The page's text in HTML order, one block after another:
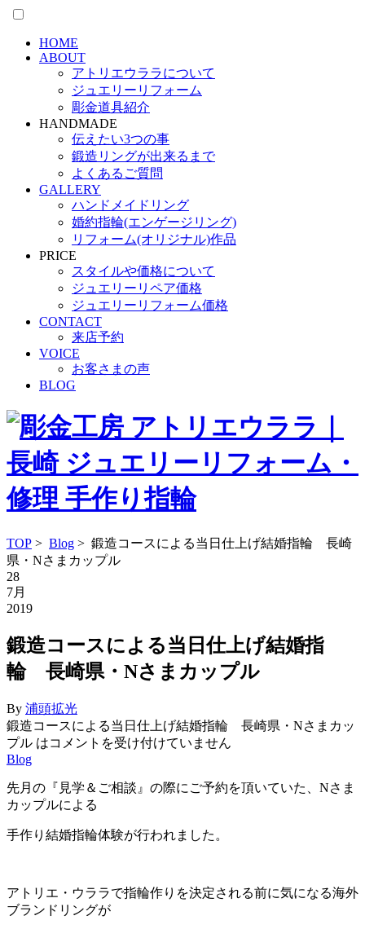
HOME
ABOUT
アトリエウララについて
ジュエリーリフォーム
彫金道具紹介
HANDMADE
伝えたい3つの事
鍛造リングが出来るまで
よくあるご質問
GALLERY
ハンドメイドリング
婚約指輪(エンゲージリング)
リフォーム(オリジナル)作品
PRICE
スタイルや価格について
ジュエリーリペア価格
ジュエリーリフォーム価格
CONTACT
来店予約
VOICE
お客さまの声
BLOG
TOP > Blog > 鍛造コースによる当日仕上げ結婚指輪 長崎
県・Nさまカップル
28
7月
2019
鍛造コースによる当日仕上げ結婚指
輪 長崎県・Nさまカップル
By 浦頭拡光
鍛造コースによる当日仕上げ結婚指輪 長崎県・Nさまカッ
プル はコメントを受け付けていません
Blog
先月の『見学＆ご相談』の際にご予約を頂いていた、Nさま
カップルによる
手作り結婚指輪体験が行われました。
アトリエ・ウララで指輪作りを決定される前に気になる海外
ブランドリングが